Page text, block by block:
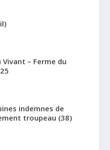
– Ferme du
indemnes de
troupeau (38)